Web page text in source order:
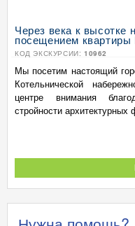
Через века к высотке
посещением
КОД ЭКСКУРСИИ: 10962
Мы посетим настоящий
Котельнической
центре внимания
стройности